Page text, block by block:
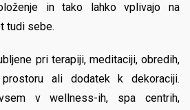
in tako lahko vplivajo na
tudi sebe.
pri terapiji, meditaciji, obredih,
ali dodatek k dekoraciji.
v wellness-ih, spa centrih,